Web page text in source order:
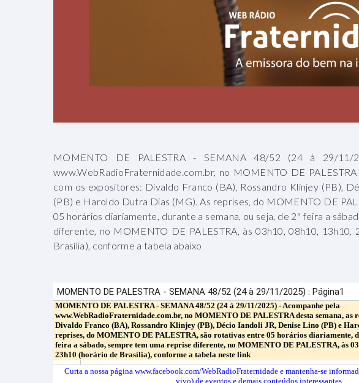
MOMENTO DE PALESTRA - SEMANA 48/52 (24 à 29/11/
www.WebRadioFraternidade.com.br, no MOMENTO DE
com os expositores: Divaldo Franco (BA), Rossandro Klinjey (PB),
(PB) e Haroldo Dutra Dias (MG). As reprises, do MOMENTO DE
05 horários diariamente, durante a semana, ou seja, de 2ª feira a
diferente, no MOMENTO DE PALESTRA, às 03h10, 08h10, 13h10,
Brasília), conforme a tabela abaixo